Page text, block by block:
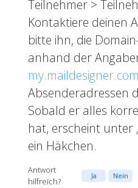
Teilnehmer >
Kontaktiere deinen
bitte ihn, die
anhand der
my.maildesigner.com
Absenderadressen
Sobald er alles
hat, erscheint unter
ein Häkchen.
Antwort
hilfreich?
Ja Nein